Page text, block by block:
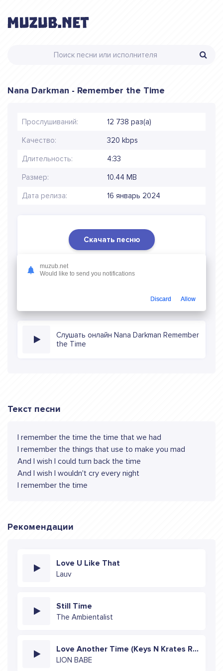
Nana Darkman - Remember the Time
Прослушиваний: 12 738 раз(а)
Качество: 320 kbps
Длительность: 4:33
Размер: 10.44 MB
Дата релиза: 16 январь 2024
Скачать песню
mp3 (длина: 4:33, качество: 320 кбитс) бесплатно или
Слушать онлайн Nana Darkman Remember
the Time
Текст песни
I remember the time the time that we had
I remember the things that use to make you mad
And I wish I could turn back the time
And I wish I wouldn't cry every night
I remember the time
Рекомендации
Love U Like That
Lauv
Still Time
The Ambientalist
Love Another Time (Keys N Krates Remix)
LION BABE
muzub.net
Would like to send you notifications
Discard Allow